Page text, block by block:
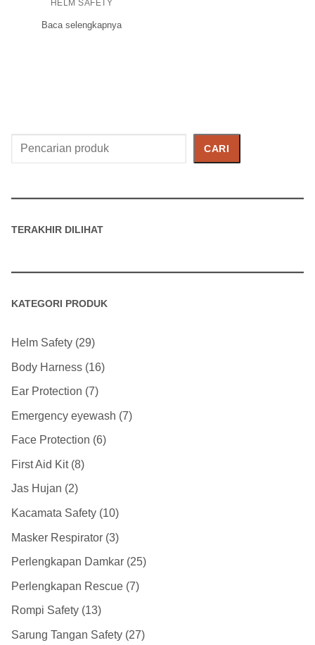
HELM SAFETY
Baca selengkapnya
Cari
Produk
CARI
TERAKHIR DILIHAT
KATEGORI PRODUK
Helm Safety 29
Body Harness 16
Ear Protection 7
Emergency eyewash 7
Face Protection 6
First Aid Kit 8
Jas Hujan 2
Kacamata Safety 10
Masker Respirator 3
Perlengkapan Damkar 25
Perlengkapan Rescue 7
Rompi Safety 13
Sarung Tangan Safety 27